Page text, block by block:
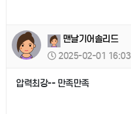
맨날기어솔리드
2025-02-01 16:03
압력최강-- 만족만족